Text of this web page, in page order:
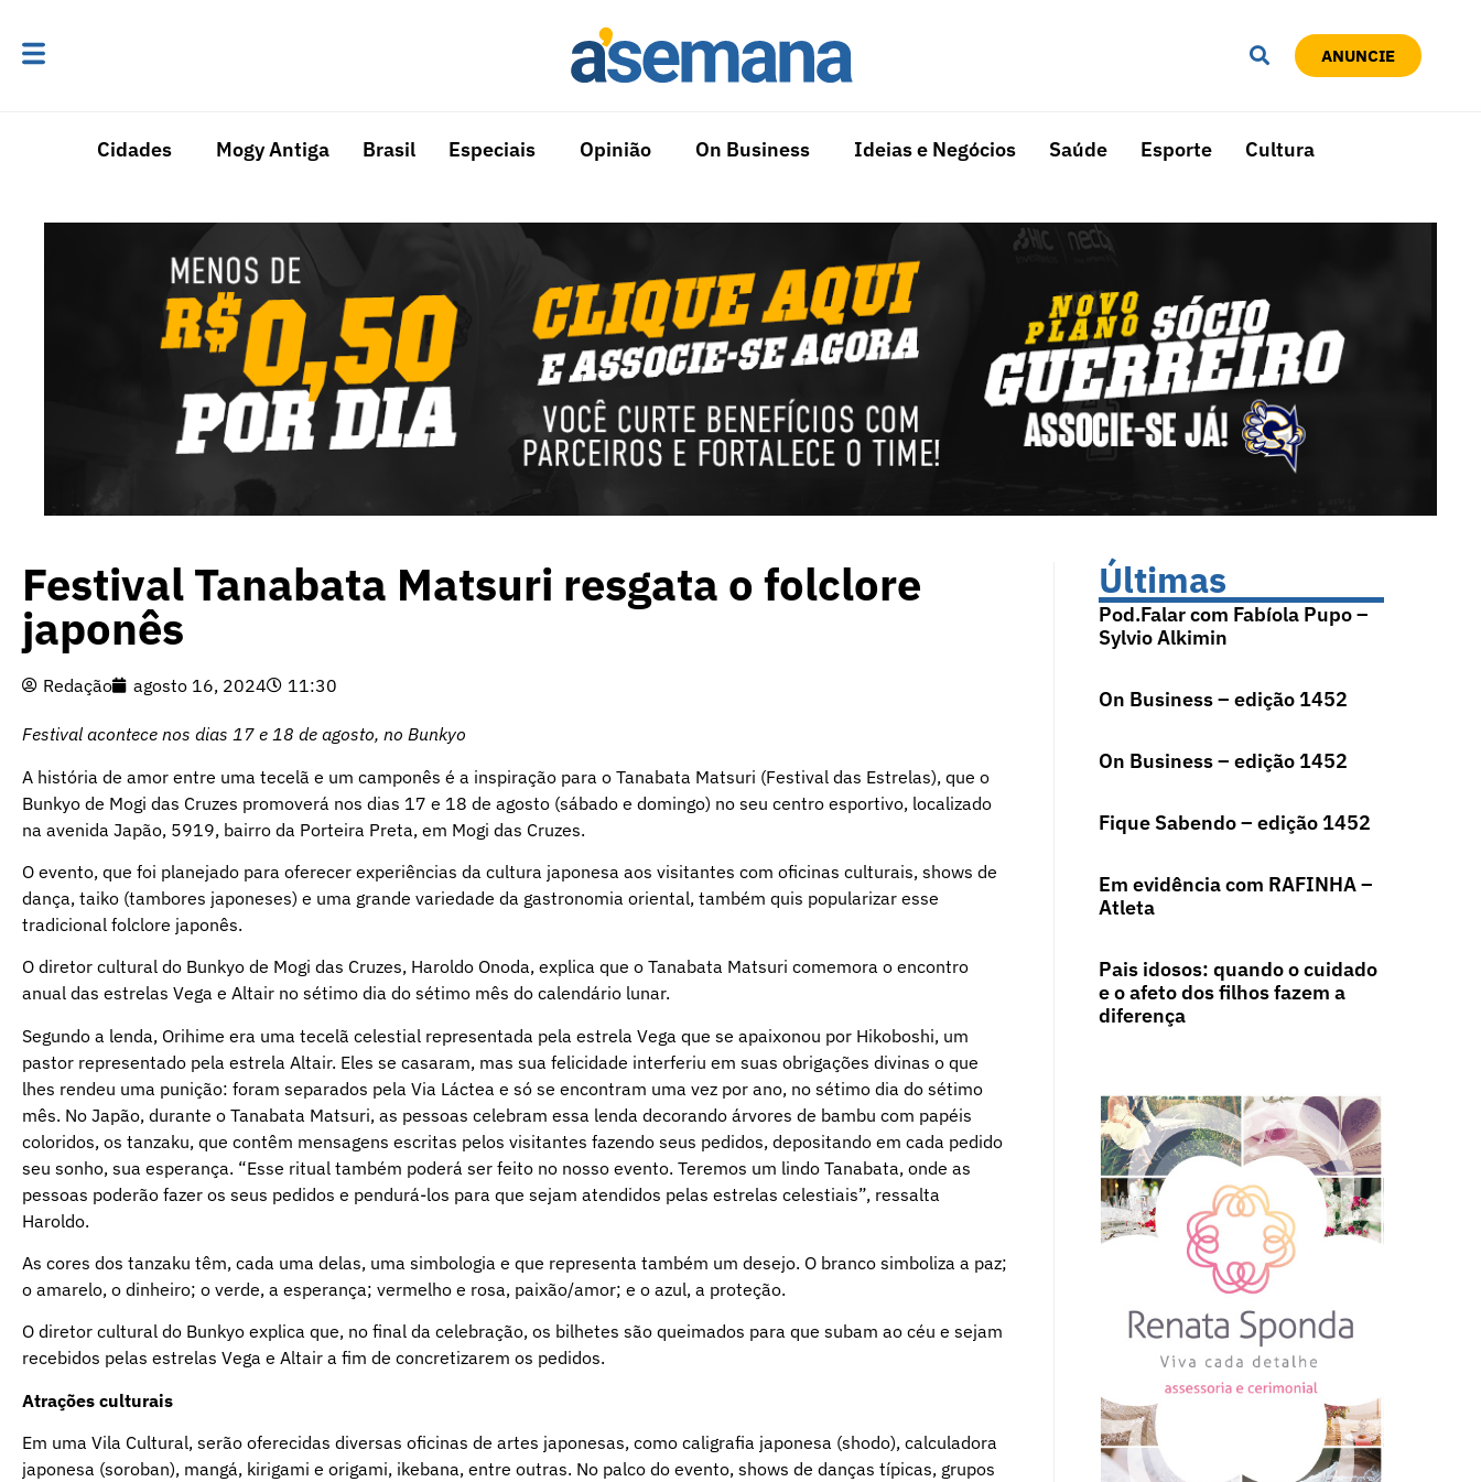
ANUNCIE
Cidades Mogy Antiga Brasil Especiais Opinião On Business Ideias e Negócios Saúde Esporte Cultura
Festival Tanabata Matsuri resgata o folclore
japonês
Redação agosto 16, 2024 11:30
Festival acontece nos dias 17 e 18 de agosto, no Bunkyo
A história de amor entre uma tecelã e um camponês é a inspiração para o Tanabata Matsuri (Festival das Estrelas), que o
Bunkyo de Mogi das Cruzes promoverá nos dias 17 e 18 de agosto (sábado e domingo) no seu centro esportivo, localizado
na avenida Japão, 5919, bairro da Porteira Preta, em Mogi das Cruzes.
O evento, que foi planejado para oferecer experiências da cultura japonesa aos visitantes com oficinas culturais, shows de
dança, taiko (tambores japoneses) e uma grande variedade da gastronomia oriental, também quis popularizar esse
tradicional folclore japonês.
O diretor cultural do Bunkyo de Mogi das Cruzes, Haroldo Onoda, explica que o Tanabata Matsuri comemora o encontro
anual das estrelas Vega e Altair no sétimo dia do sétimo mês do calendário lunar.
Segundo a lenda, Orihime era uma tecelã celestial representada pela estrela Vega que se apaixonou por Hikoboshi, um
pastor representado pela estrela Altair. Eles se casaram, mas sua felicidade interferiu em suas obrigações divinas o que
lhes rendeu uma punição: foram separados pela Via Láctea e só se encontram uma vez por ano, no sétimo dia do sétimo
mês. No Japão, durante o Tanabata Matsuri, as pessoas celebram essa lenda decorando árvores de bambu com papéis
coloridos, os tanzaku, que contêm mensagens escritas pelos visitantes fazendo seus pedidos, depositando em cada pedido
seu sonho, sua esperança. “Esse ritual também poderá ser feito no nosso evento. Teremos um lindo Tanabata, onde as
pessoas poderão fazer os seus pedidos e pendurá-los para que sejam atendidos pelas estrelas celestiais”, ressalta
Haroldo.
As cores dos tanzaku têm, cada uma delas, uma simbologia e que representa também um desejo. O branco simboliza a paz;
o amarelo, o dinheiro; o verde, a esperança; vermelho e rosa, paixão/amor; e o azul, a proteção.
O diretor cultural do Bunkyo explica que, no final da celebração, os bilhetes são queimados para que subam ao céu e sejam
recebidos pelas estrelas Vega e Altair a fim de concretizarem os pedidos.
Atrações culturais
Em uma Vila Cultural, serão oferecidas diversas oficinas de artes japonesas, como caligrafia japonesa (shodo), calculadora
japonesa (soroban), mangá, kirigami e origami, ikebana, entre outras. No palco do evento, shows de danças típicas, grupos
Últimas
Pod.Falar com Fabíola Pupo –
Sylvio Alkimin
On Business – edição 1452
On Business – edição 1452
Fique Sabendo – edição 1452
Em evidência com RAFINHA –
Atleta
Pais idosos: quando o cuidado
e o afeto dos filhos fazem a
diferença